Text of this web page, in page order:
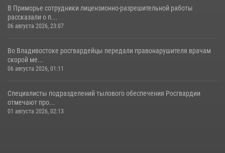
В Приморье сотрудники лицензионно-разрешительной работы
рассказали о п...
06 августа 2026, 23:07
Во Владивостоке росгвардейцы передали правонарушителя врачам
скорой ме...
06 августа 2026, 01:11
Специалисты подразделений тылового обеспечения Росгвардии
отмечают про...
01 августа 2026, 02:13